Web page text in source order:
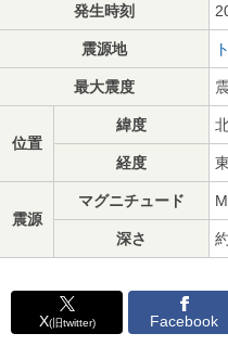
発生時刻
震源地
最大震度
位置
緯度
経度
震源
マグニチュード
深さ
X(旧twitter) Facebook